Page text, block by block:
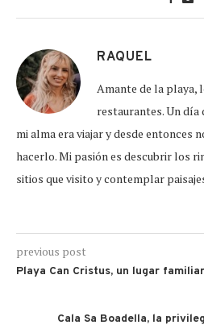
RAQUEL
Amante de la playa,
restaurantes. Un día
mi alma era viajar y desde entonces
hacerlo. Mi pasión es descubrir los
sitios que visito y contemplar
previous post
Playa Can Cristus, un lugar familiar
Cala Sa Boadella, la